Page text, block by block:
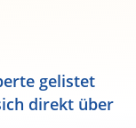
gelistet
direkt über